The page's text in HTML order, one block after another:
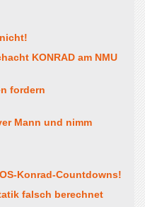
KONRAD am NMU
fordern
Mann und nimm
Konrad-Countdowns!
falsch berechnet